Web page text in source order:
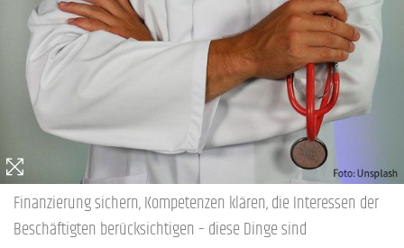
Finanzierung sichern, Kompetenzen klären, die Interessen der
Beschäftigten berücksichtigen – diese Dinge sind